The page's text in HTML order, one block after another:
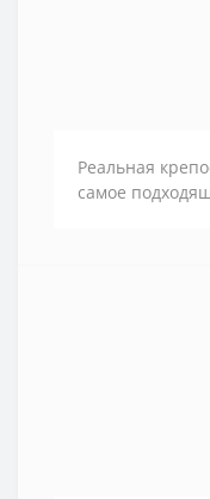
Реальная
самое